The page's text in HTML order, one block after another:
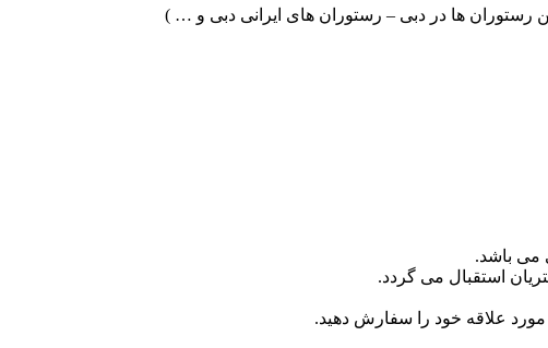
رستوران ها در دبی – رستوران های ایرانی دبی و … )
می باشد.
استقبال می گردد.